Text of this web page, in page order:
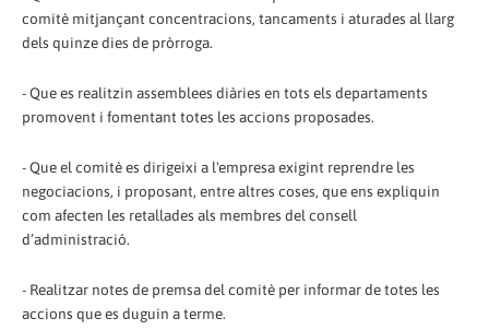
comitè mitjançant concentracions, tancaments i aturades al llarg
dels quinze dies de pròrroga.
- Que es realitzin assemblees diàries en tots els departaments
promovent i fomentant totes les accions proposades.
- Que el comitè es dirigeixi a l'empresa exigint reprendre les
negociacions, i proposant, entre altres coses, que ens expliquin
com afecten les retallades als membres del consell
d’administració.
- Realitzar notes de premsa del comitè per informar de totes les
accions que es duguin a terme.